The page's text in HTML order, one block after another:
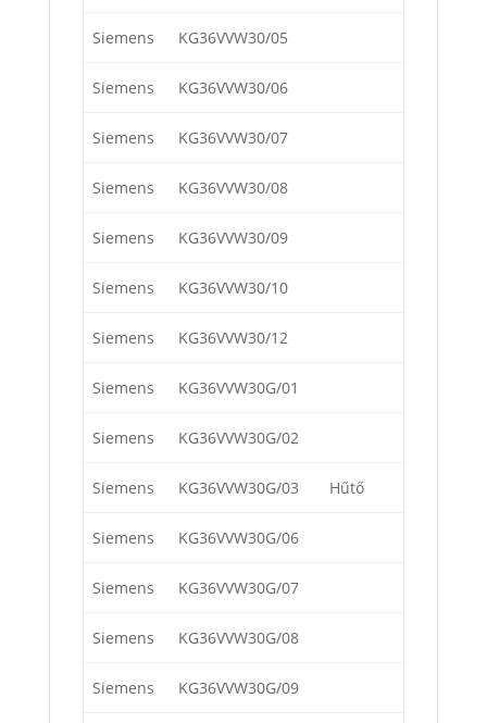
Siemens KG36VVW30/05
Siemens KG36VVW30/06
Siemens KG36VVW30/07
Siemens KG36VVW30/08
Siemens KG36VVW30/09
Siemens KG36VVW30/10
Siemens KG36VVW30/12
Siemens KG36VVW30G/01
Siemens KG36VVW30G/02
Siemens KG36VVW30G/03 Hűtő
Siemens KG36VVW30G/06
Siemens KG36VVW30G/07
Siemens KG36VVW30G/08
Siemens KG36VVW30G/09